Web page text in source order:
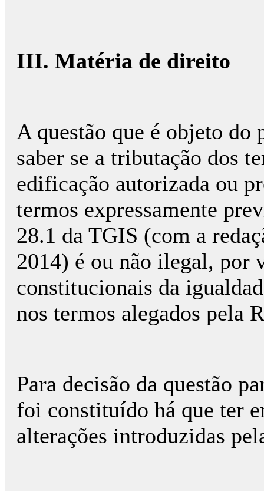
III. Matéria de direito
A questão que é objeto do
saber se a tributação dos
edificação autorizada ou
termos expressamente
28.1 da TGIS (com a
2014) é ou não ilegal, por
constitucionais da
nos termos alegados pela
Para decisão da questão
foi constituído há que ter
alterações introduzidas